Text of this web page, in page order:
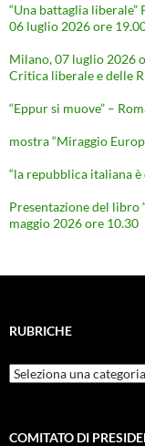
“Una battaglia
06 luglio 2026 ore
Milano, 07 luglio 2026
Critica liberale e delle
“Eppur si muove” –
mostra “Miraggio
“la repubblica italiana
Presentazione del libro
maggio 2026 ore 10.30
RUBRICHE
Rubriche
COMITATO DI